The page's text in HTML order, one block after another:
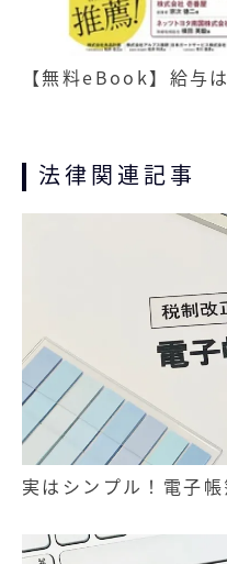
記事
【無料eBook】給与
法律関連記事
実はシンプル！電子